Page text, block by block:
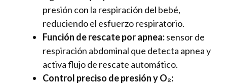
presión con la respiración del bebé,
reduciendo el esfuerzo respiratorio.
Función de rescate por apnea:sensor de
respiración abdominal que detecta apnea y
activa flujo de rescate automático.
Control preciso de presión y O₂: